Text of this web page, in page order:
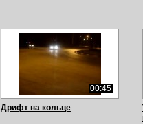
00:45
Дрифт на кольце